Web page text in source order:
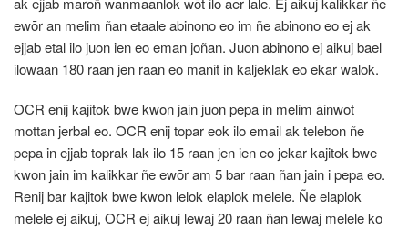
ewōr an melim ñan etaale abinono eo im ñe abinono eo ej ak
ejjab etal ilo juon ien eo eman joñan. Juon abinono ej aikuj bael
ilowaan 180 raan jen raan eo manit in kaljeklak eo ekar walok.
OCR enij kajitok bwe kwon jain juon pepa in melim āinwot
mottan jerbal eo. OCR enij topar eok ilo email ak telebon ñe
pepa in ejjab toprak lak ilo 15 raan jen ien eo jekar kajitok bwe
kwon jain im kalikkar ñe ewōr am 5 bar raan ñan jain i pepa eo.
Renij bar kajitok bwe kwon lelok elaplok melele. Ñe elaplok
melele ej aikuj, OCR ej aikuj lewaj 20 raan ñan lewaj melele ko